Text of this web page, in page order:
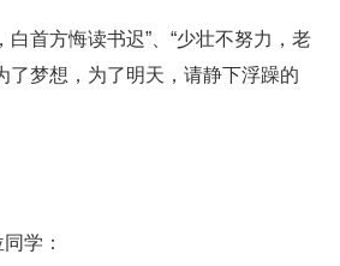
白首方悔读书迟”、“少壮不努力，老
了梦想，为了明天，请静下浮躁的
学：